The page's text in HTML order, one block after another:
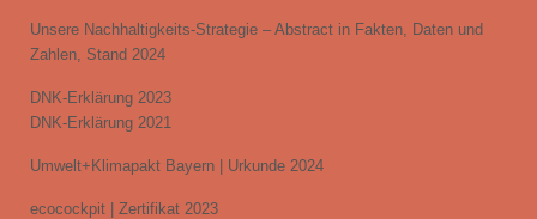
Unsere Nachhaltigkeits-Strategie – Abstract in Fakten, Daten und
Zahlen, Stand 2024
DNK-Erklärung 2023
DNK-Erklärung 2021
Umwelt+Klimapakt Bayern | Urkunde 2024
ecocockpit | Zertifikat 2023